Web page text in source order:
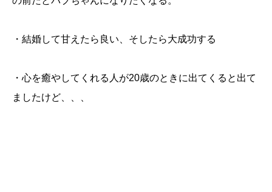
・結婚して甘えたら良い、そしたら大成功する
・心を癒やしてくれる人が20歳のときに出てくると出て
ましたけど、、、